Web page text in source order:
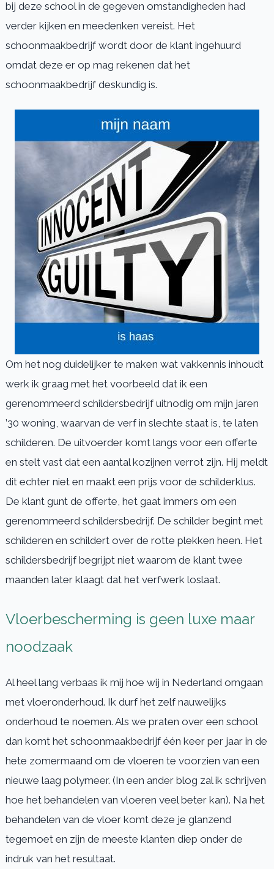
bij deze school in de gegeven omstandigheden had
verder kijken en meedenken vereist. Het
schoonmaakbedrijf wordt door de klant ingehuurd
omdat deze er op mag rekenen dat het
schoonmaakbedrijf deskundig is.
Om het nog duidelijker te maken wat vakkennis inhoudt
werk ik graag met het voorbeeld dat ik een
gerenommeerd schildersbedrijf uitnodig om mijn jaren
’30 woning, waarvan de verf in slechte staat is, te laten
schilderen. De uitvoerder komt langs voor een offerte
en stelt vast dat een aantal kozijnen verrot zijn. Hij meldt
dit echter niet en maakt een prijs voor de schilderklus.
De klant gunt de offerte, het gaat immers om een
gerenommeerd schildersbedrijf. De schilder begint met
schilderen en schildert over de rotte plekken heen. Het
schildersbedrijf begrijpt niet waarom de klant twee
maanden later klaagt dat het verfwerk loslaat.
Vloerbescherming is geen luxe maar
noodzaak
Al heel lang verbaas ik mij hoe wij in Nederland omgaan
met vloeronderhoud. Ik durf het zelf nauwelijks
onderhoud te noemen. Als we praten over een school
dan komt het schoonmaakbedrijf één keer per jaar in de
hete zomermaand om de vloeren te voorzien van een
nieuwe laag polymeer. (In een ander blog zal ik schrijven
hoe het behandelen van vloeren veel beter kan). Na het
behandelen van de vloer komt deze je glanzend
tegemoet en zijn de meeste klanten diep onder de
indruk van het resultaat.